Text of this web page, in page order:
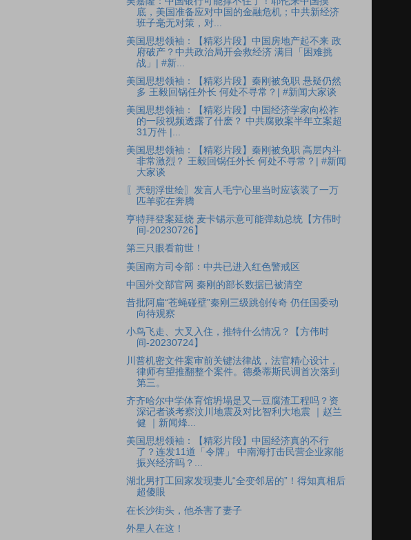
底，美国准备应对中国的金融危机；中共新经济
班子毫无对策，对...
美国思想领袖：【精彩片段】中国房地产起不来 政
府破产？中共政治局开会救经济 满目「困难挑
战」| #新...
美国思想领袖：【精彩片段】秦刚被免职 悬疑仍然
多 王毅回锅任外长 何处不寻常？| #新闻大家谈
美国思想领袖：【精彩片段】中国经济学家向松祚
的一段视频透露了什麽？ 中共腐败案半年立案超
31万件 |...
美国思想领袖：【精彩片段】秦刚被免职 高层内斗
非常激烈？ 王毅回锅任外长 何处不寻常？| #新闻
大家谈
〖兲朝浮世绘〗发言人毛宁心里当时应该装了一万
匹羊驼在奔腾
亨特拜登案延烧 麦卡锡示意可能弹劾总统【方伟时
间-20230726】
第三只眼看前世！
美国南方司令部：中共已进入红色警戒区
中国外交部官网 秦刚的部长数据已被清空
昔批阿扁“苍蝇碰壁”秦刚三级跳创传奇 仍任国委动
向待观察
小鸟飞走、大叉入住，推特什么情况？【方伟时
间-20230724】
川普机密文件案审前关键法律战，法官精心设计，
律师有望推翻整个案件。德桑蒂斯民调首次落到
第三。
齐齐哈尔中学体育馆坍塌是又一豆腐渣工程吗？资
深记者谈考察汶川地震及对比智利大地震 ｜赵兰
健 ｜新闻烽...
美国思想领袖：【精彩片段】中国经济真的不行
了？连发11道「令牌」 中南海打击民营企业家能
振兴经济吗？...
湖北男打工回家发现妻儿“全变邻居的”！得知真相后
超傻眼
在长沙街头，他杀害了妻子
外星人在这！